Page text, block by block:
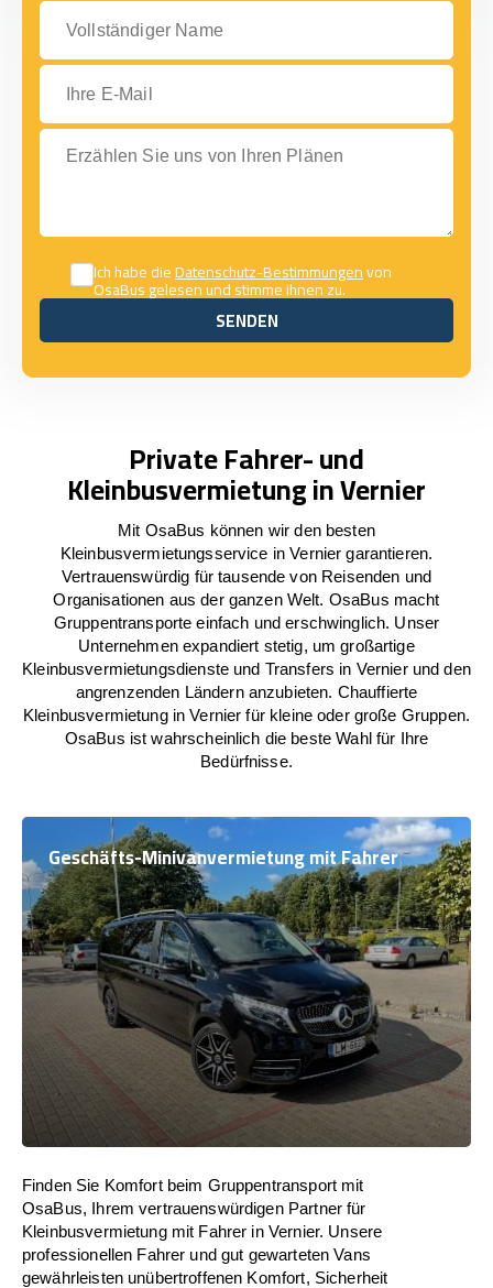
Vollständiger Name
Ihre E-Mail
Erzählen Sie uns von Ihren Plänen
Ich habe dieDatenschutz-Bestimmungenvon
OsaBus gelesen und stimme ihnen zu.
SENDEN
SENDEN
Private Fahrer- und
Kleinbusvermietung in Vernier
Mit OsaBus können wir den besten
Kleinbusvermietungsservice in Vernier garantieren.
Vertrauenswürdig für tausende von Reisenden und
Organisationen aus der ganzen Welt. OsaBus macht
Gruppentransporte einfach und erschwinglich. Unser
Unternehmen expandiert stetig, um großartige
Kleinbusvermietungsdienste und Transfers in Vernier und den
angrenzenden Ländern anzubieten. Chauffierte
Kleinbusvermietung in Vernier für kleine oder große Gruppen.
OsaBus ist wahrscheinlich die beste Wahl für Ihre
Bedürfnisse.
Geschäfts-Minivanvermietung mit Fahrer
Finden Sie Komfort beim Gruppentransport mit
OsaBus, Ihrem vertrauenswürdigen Partner für
Kleinbusvermietung mit Fahrer in Vernier. Unsere
professionellen Fahrer und gut gewarteten Vans
gewährleisten unübertroffenen Komfort, Sicherheit